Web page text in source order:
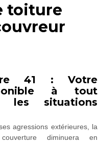
toiture
41 : Votre
à tout
les situations
agressions extérieures, la
diminuera en